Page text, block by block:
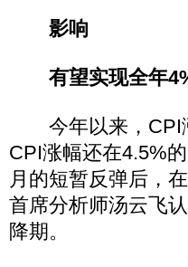
影响
有望实现全年
今年以来，CPI
CPI涨幅还在4.5%
月的短暂反弹后，
首席分析师汤云飞
降期。